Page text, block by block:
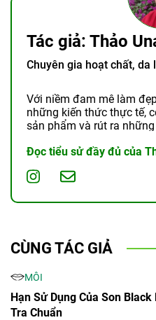
Tác giả: Thảo
Chuyên gia hoạt chất, da
Với niềm đam mê làm
những kiến thức thực tế,
sản phẩm và rút ra
Đọc tiểu sử đầy đủ của
CÙNG TÁC GIẢ
MÔI
Hạn Sử Dụng Của Son
Tra Chuẩn